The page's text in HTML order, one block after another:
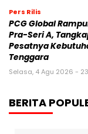
Pers Rilis
PCG Global
Pra-Seri A,
Pesatnya
Tenggara
Selasa, 4 Agu 2026 -
BERITA